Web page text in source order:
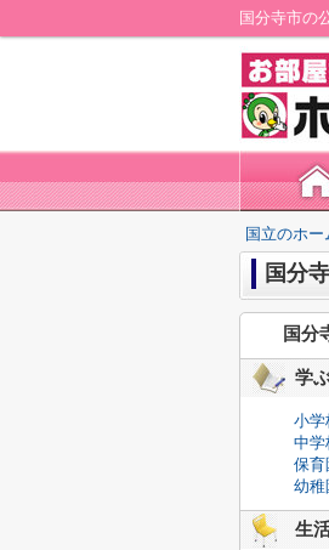
国分寺市の
国立のホ
国分
国分
学
小学
中学
保育
幼稚
生